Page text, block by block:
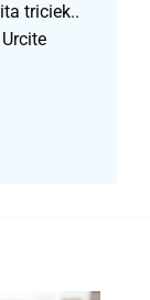
triciek..